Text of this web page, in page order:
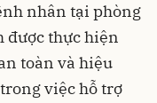
nhân tại phòng
được thực hiện
toàn và hiệu
việc hỗ trợ